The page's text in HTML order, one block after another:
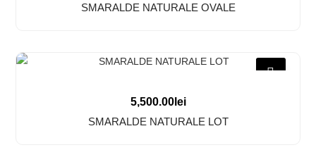
SMARALDE NATURALE OVALE
5,500.00lei
SMARALDE NATURALE LOT